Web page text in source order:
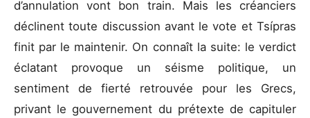
d’annulation vont bon train. Mais les créanciers
déclinent toute discussion avant le vote et Tsípras
finit par le maintenir. On connaît la suite: le verdict
éclatant provoque un séisme politique, un
sentiment de fierté retrouvée pour les Grecs,
privant le gouvernement du prétexte de capituler